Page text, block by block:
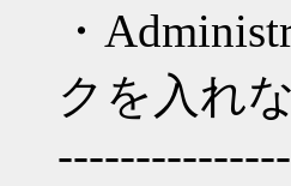
・
クを入れ